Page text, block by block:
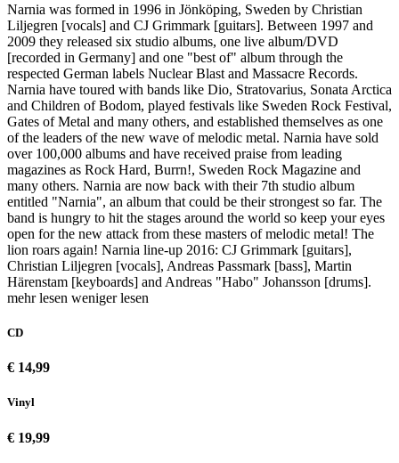
Narnia was formed in 1996 in Jönköping, Sweden by Christian
Liljegren [vocals] and CJ Grimmark [guitars]. Between 1997 and
2009 they released six studio albums, one live album/DVD
[recorded in Germany] and one "best of" album through the
respected German labels Nuclear Blast and Massacre Records.
Narnia have toured with bands like Dio, Stratovarius, Sonata Arctica
and Children of Bodom, played festivals like Sweden Rock Festival,
Gates of Metal and many others, and established themselves as one
of the leaders of the new wave of melodic metal. Narnia have sold
over 100,000 albums and have received praise from leading
magazines as Rock Hard, Burrn!, Sweden Rock Magazine and
many others. Narnia are now back with their 7th studio album
entitled "Narnia", an album that could be their strongest so far. The
band is hungry to hit the stages around the world so keep your eyes
open for the new attack from these masters of melodic metal! The
lion roars again! Narnia line-up 2016: CJ Grimmark [guitars],
Christian Liljegren [vocals], Andreas Passmark [bass], Martin
Härenstam [keyboards] and Andreas "Habo" Johansson [drums].
mehr lesen weniger lesen
CD
€ 14,99
Vinyl
€ 19,99